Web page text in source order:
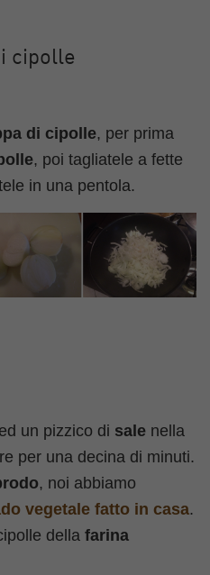
cipolle
di cipolle, per prima
, poi tagliatele a fette
in una pentola.
ed un pizzico di sale nella
per una decina di minuti.
, noi abbiamo
vegetale fatto in casa.
dellafarina